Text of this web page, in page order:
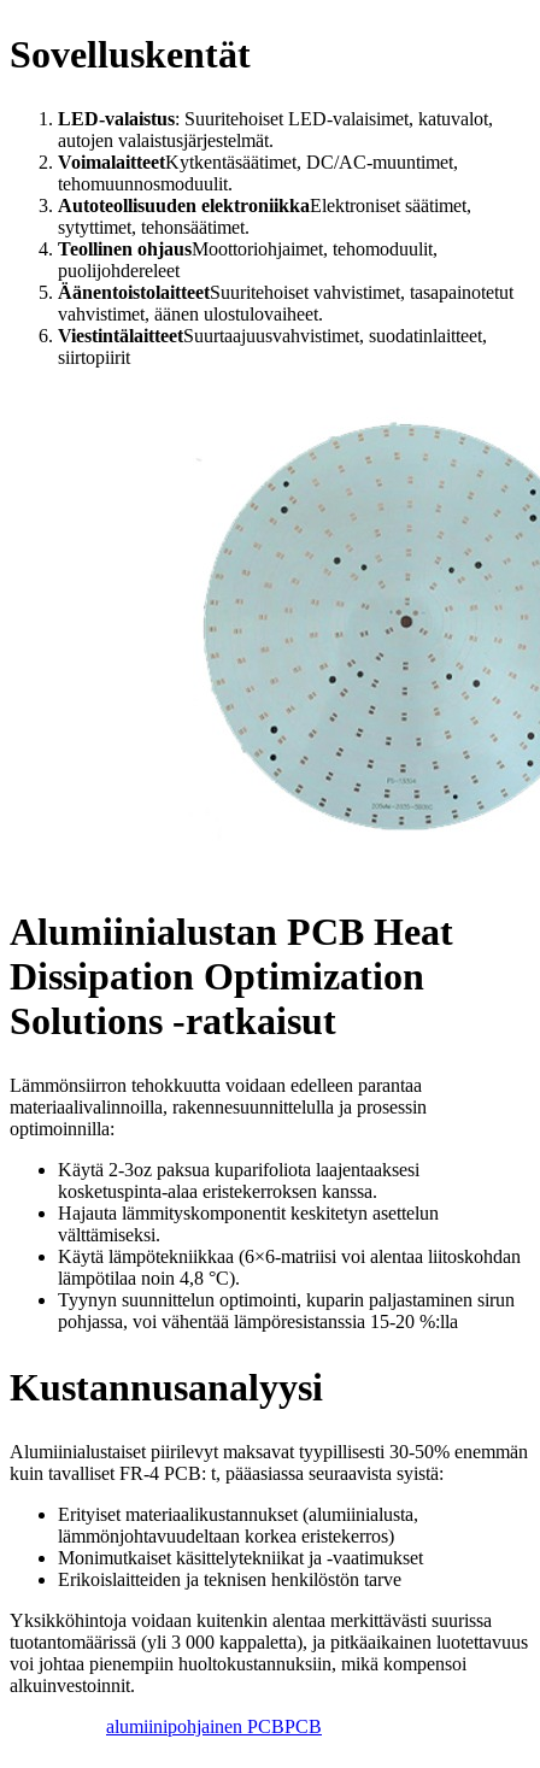
Sovelluskentät
LED-valaistus: Suuritehoiset LED-valaisimet, katuvalot,
autojen valaistusjärjestelmät.
VoimalaitteetKytkentäsäätimet, DC/AC-muuntimet,
tehomuunnosmoduulit.
Autoteollisuuden elektroniikkaElektroniset säätimet,
sytyttimet, tehonsäätimet.
Teollinen ohjausMoottoriohjaimet, tehomoduulit,
puolijohdereleet
ÄänentoistolaitteetSuuritehoiset vahvistimet, tasapainotetut
vahvistimet, äänen ulostulovaiheet.
ViestintälaitteetSuurtaajuusvahvistimet, suodatinlaitteet,
siirtopiirit
Alumiinialustan PCB Heat
Dissipation Optimization
Solutions -ratkaisut
Lämmönsiirron tehokkuutta voidaan edelleen parantaa
materiaalivalinnoilla, rakennesuunnittelulla ja prosessin
optimoinnilla:
Käytä 2-3oz paksua kuparifoliota laajentaaksesi
kosketuspinta-alaa eristekerroksen kanssa.
Hajauta lämmityskomponentit keskitetyn asettelun
välttämiseksi.
Käytä lämpötekniikkaa (6×6-matriisi voi alentaa liitoskohdan
lämpötilaa noin 4,8 °C).
Tyynyn suunnittelun optimointi, kuparin paljastaminen sirun
pohjassa, voi vähentää lämpöresistanssia 15-20 %:lla
Kustannusanalyysi
Alumiinialustaiset piirilevyt maksavat tyypillisesti 30-50% enemmän
kuin tavalliset FR-4 PCB: t, pääasiassa seuraavista syistä:
Erityiset materiaalikustannukset (alumiinialusta,
lämmönjohtavuudeltaan korkea eristekerros)
Monimutkaiset käsittelytekniikat ja -vaatimukset
Erikoislaitteiden ja teknisen henkilöstön tarve
Yksikköhintoja voidaan kuitenkin alentaa merkittävästi suurissa
tuotantomäärissä (yli 3 000 kappaletta), ja pitkäaikainen luotettavuus
voi johtaa pienempiin huoltokustannuksiin, mikä kompensoi
alkuinvestoinnit.
alumiinipohjainen PCBPCB